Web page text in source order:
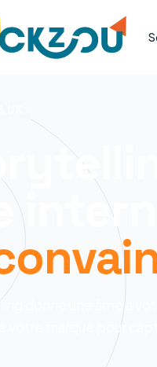
donne une âme à
votre marque pour